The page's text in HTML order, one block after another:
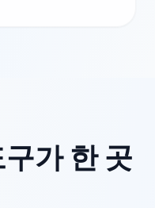
가 한 곳